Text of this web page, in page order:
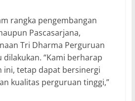
rangka pengembangan
Pascasarjana,
Tri Dharma Perguruan
“Kami berharap
ini, tetap dapat bersinergi
kualitas perguruan tinggi,”